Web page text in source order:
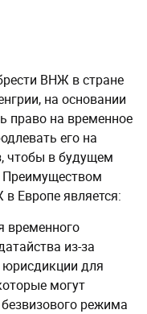
ВНЖ в стране
на основании
право на временное
его на
чтобы в будущем
Преимуществом
Европе является:
временного
из-за
юрисдикции для
могут
режима